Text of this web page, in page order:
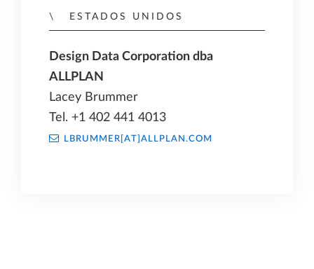
ESTADOS UNIDOS
Design Data Corporation dba
ALLPLAN
Lacey Brummer
Tel. +1 402 441 4013
LBRUMMER[AT]ALLPLAN.COM